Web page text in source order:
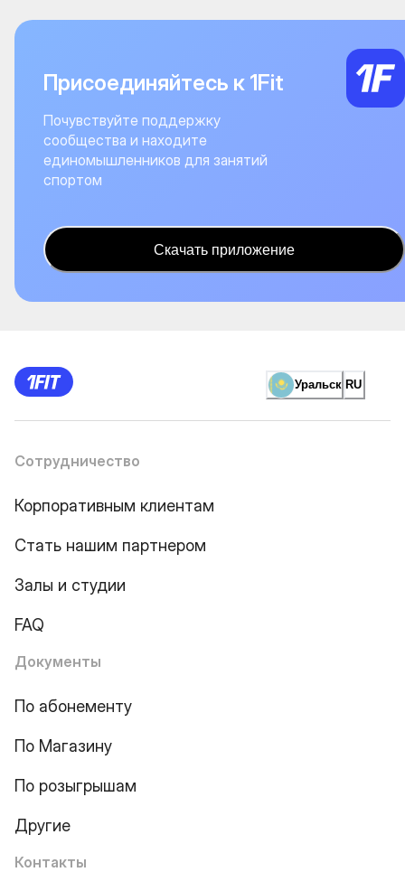
Присоединяйтесь к 1Fit
Почувствуйте поддержку
сообщества и находите
единомышленников для занятий
спортом
Скачать приложение
Уральск RU
Сотрудничество
Корпоративным клиентам
Стать нашим партнером
Залы и студии
FAQ
Документы
По абонементу
По Магазину
По розыгрышам
Другие
Контакты